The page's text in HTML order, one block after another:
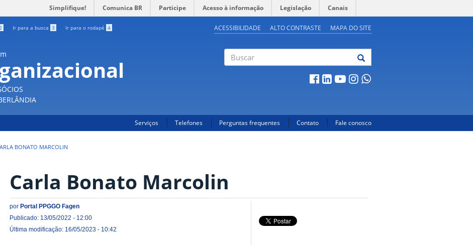
Simplifique! Comunica BR Participe Acesso à informação Legislação Canais
Ir para a busca 3 Ir para o rodapé 4 ACESSIBILIDADE ALTO CONTRASTE MAPA DO SITE
Serviços Telefones Perguntas frequentes Contato Fale conosco
BONATO MARCOLIN
Carla Bonato Marcolin
por Portal PPGGO Fagen
Publicado: 13/05/2022 - 12:00
Última modificação: 16/05/2023 - 10:42